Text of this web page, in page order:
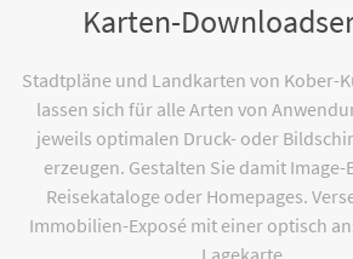
Karten-
Stadtpläne und Landkarten von Kober-
lassen sich für alle Arten von
jeweils optimalen Druck- oder
erzeugen. Gestalten Sie damit
Reisekataloge oder Homepages.
Immobilien-Exposé mit einer optisch